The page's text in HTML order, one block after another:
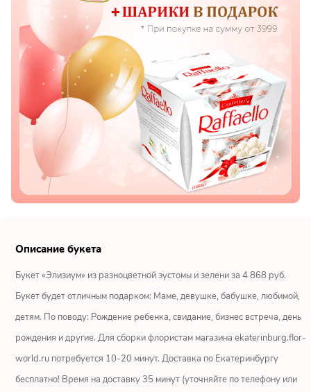
Подсолнухи
Лизиантусы
Хризантемы
Лилии
Орхидеи
Ромашки
Альстромерии
Герберы
Описание букета
Букет «Элизиум» из разноцветной эустомы и зелени за 4 868 руб.
Букет будет отличным подарком: Маме, девушке, бабушке, любимой,
детям. По поводу: Рождение ребенка, свидание, бизнес встреча, день
рождения и другие. Для сборки флористам магазина ekaterinburg.flor-
world.ru потребуется 10-20 минут. Доставка по Екатеринбургу
бесплатно! Время на доставку 35 минут (уточняйте по телефону или